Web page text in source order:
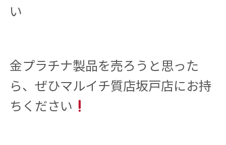
い
金プラチナ製品を売ろうと思った
ら、ぜひマルイチ質店坂戸店にお持
ちください